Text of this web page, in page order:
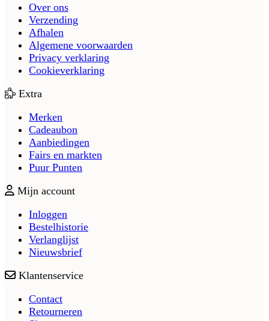
Over ons
Verzending
Afhalen
Algemene voorwaarden
Privacy verklaring
Cookieverklaring
Extra
Merken
Cadeaubon
Aanbiedingen
Fairs en markten
Puur Punten
Mijn account
Inloggen
Bestelhistorie
Verlanglijst
Nieuwsbrief
Klantenservice
Contact
Retourneren